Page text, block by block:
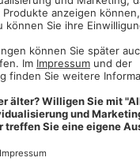
GmbH & Co. KG